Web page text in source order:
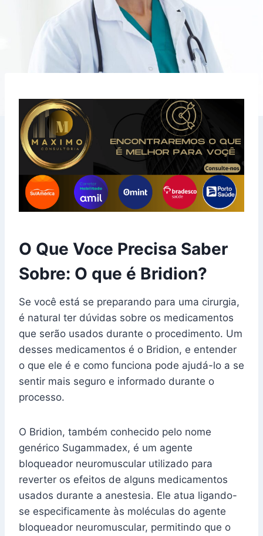
O Que Voce Precisa Saber
Sobre: O que é Bridion?
Se você está se preparando para uma cirurgia,
é natural ter dúvidas sobre os medicamentos
que serão usados durante o procedimento. Um
desses medicamentos é o Bridion, e entender
o que ele é e como funciona pode ajudá-lo a se
sentir mais seguro e informado durante o
processo.
O Bridion, também conhecido pelo nome
genérico Sugammadex, é um agente
bloqueador neuromuscular utilizado para
reverter os efeitos de alguns medicamentos
usados durante a anestesia. Ele atua ligando-
se especificamente às moléculas do agente
bloqueador neuromuscular, permitindo que o